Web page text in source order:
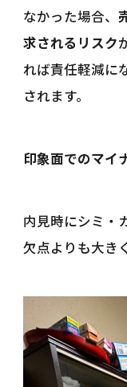
なかった場合、
求されるリスク
れば責任軽減に
されます。
印象面でのマイ
内見時にシミ・
欠点よりも大き